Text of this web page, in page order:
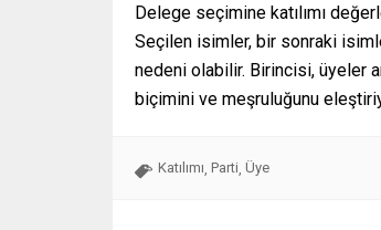
Delege seçimine katılımı
Seçilen isimler, bir sonraki
nedeni olabilir. Birincisi, üyeler
biçimini ve meşruluğunu
Katılımı Parti Üye